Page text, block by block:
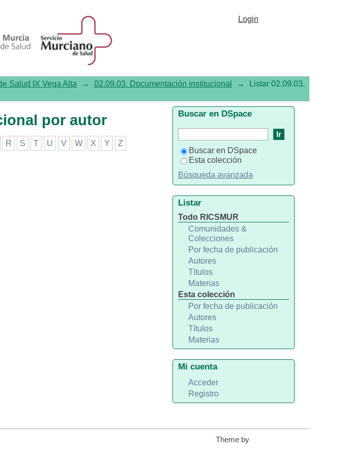
por autor Login
Salud IX Vega Alta → 02.09.03. Documentación institucional →
Listar 02.09.03.
por autor
R S T U V W X Y Z
Buscar en DSpace
Buscar en DSpace
Esta colección
Búsqueda avanzada
Listar
Todo RICSMUR
Comunidades &
Colecciones
Por fecha de publicación
Autores
Títulos
Materias
Esta colección
Por fecha de publicación
Autores
Títulos
Materias
Mi cuenta
Acceder
Registro
Theme by